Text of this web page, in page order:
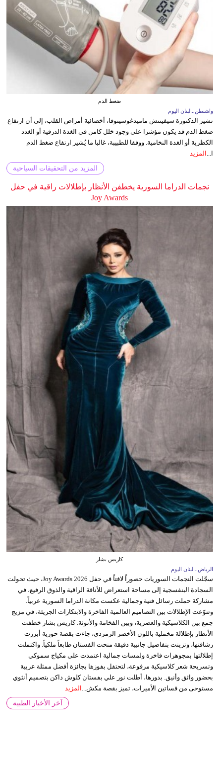
ضغط الدم
واشنطن ـ لبنان اليوم
تشير الدكتورة سيفينتش ماميدغوسينوفا، أخصائية أمراض القلب، إلى أن ارتفاع
ضغط الدم قد يكون مؤشرا على وجود خلل كامن في الغدة الدرقية أو الغدد
الكظرية أو الغدة النخامية. ووفقا للطبيبة، غالبا ما يُشير ارتفاع ضغط الدم
ا... المزيد
المزيد من التحقيقات السياحية
نجمات الدراما السورية يخطفن الأنظار بإطلالات راقية في حفل
Joy Awards
كاريس بشار
الرياض ـ لبنان اليوم
سجّلت النجمات السوريات حضوراً لافتاً في حفل Joy Awards 2026، حيث تحولت
السجادة البنفسجية إلى مساحة استعراض للأناقة الراقية والذوق الرفيع، في
مشاركة حملت رسائل فنية وجمالية عكست مكانة الدراما السورية عربياً.
وتنوّعت الإطلالات بين التصاميم العالمية الفاخرة والابتكارات الجريئة، في مزيج
جمع بين الكلاسيكية والعصرية، وبين الفخامة والأنوثة. كاريس بشار خطفت
الأنظار بإطلالة مخملية باللون الأخضر الزمردي، جاءت بقصة حورية أبرزت
رشاقتها، وتزينت بتفاصيل جانبية دقيقة منحت الفستان طابعاً ملكياً. واكتملت
إطلالتها بمجوهرات فاخرة ولمسات جمالية اعتمدت على مكياج سموكي
وتسريحة شعر كلاسيكية مرفوعة، لتحتفل بفوزها بجائزة أفضل ممثلة عربية
بحضور واثق وأنيق. بدورها، أطلت نور علي بفستان كلوش داكن بتصميم أنثوي
مستوحى من فساتين الأميرات، تميز بقصة مكش... المزيد
آخر الأخبار الطبية